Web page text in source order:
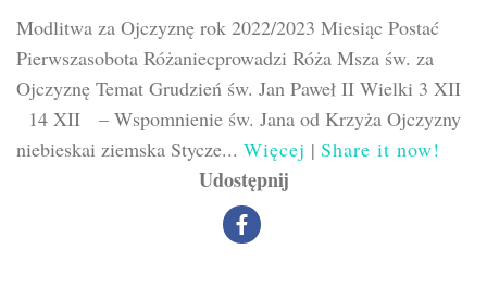
Modlitwa za Ojczyznę rok 2022/2023 Miesiąc Postać
Pierwszasobota Różaniecprowadzi Róża Msza św. za
Ojczyznę Temat Grudzień św. Jan Paweł II Wielki 3 XII
14 XII – Wspomnienie św. Jana od Krzyża Ojczyzny
niebieskai ziemska Stycze... Więcej | Share it now!
Udostępnij